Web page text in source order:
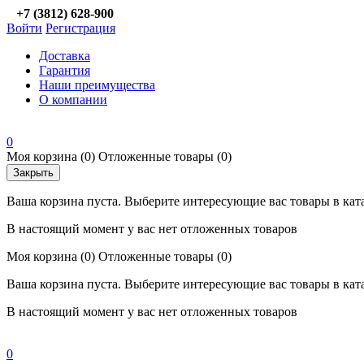
+7 (3812) 628-900
Войти Регистрация
Доставка
Гарантия
Наши преимущества
О компании
0
Моя корзина (0) Отложенные товары (0)
Закрыть
Ваша корзина пуста. Выберите интересующие вас товары в
В настоящий момент у вас нет отложенных товаров
Моя корзина (0) Отложенные товары (0)
Ваша корзина пуста. Выберите интересующие вас товары в
В настоящий момент у вас нет отложенных товаров
0